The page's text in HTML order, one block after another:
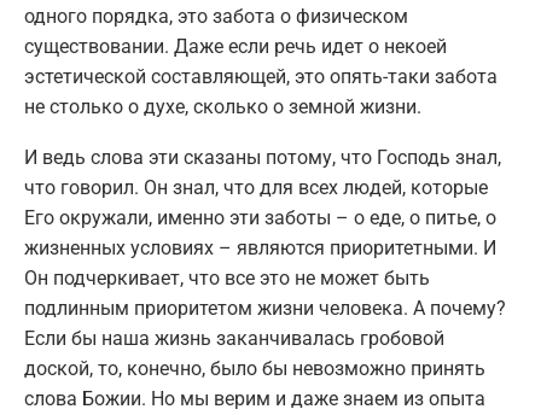
одного порядка, это забота о физическом
существовании. Даже если речь идет о некоей
эстетической составляющей, это опять-таки забота
не столько о духе, сколько о земной жизни.
И ведь слова эти сказаны потому, что Господь знал,
что говорил. Он знал, что для всех людей, которые
Его окружали, именно эти заботы – о еде, о питье, о
жизненных условиях – являются приоритетными. И
Он подчеркивает, что все это не может быть
подлинным приоритетом жизни человека. А почему?
Если бы наша жизнь заканчивалась гробовой
доской, то, конечно, было бы невозможно принять
слова Божии. Но мы верим и даже знаем из опыта